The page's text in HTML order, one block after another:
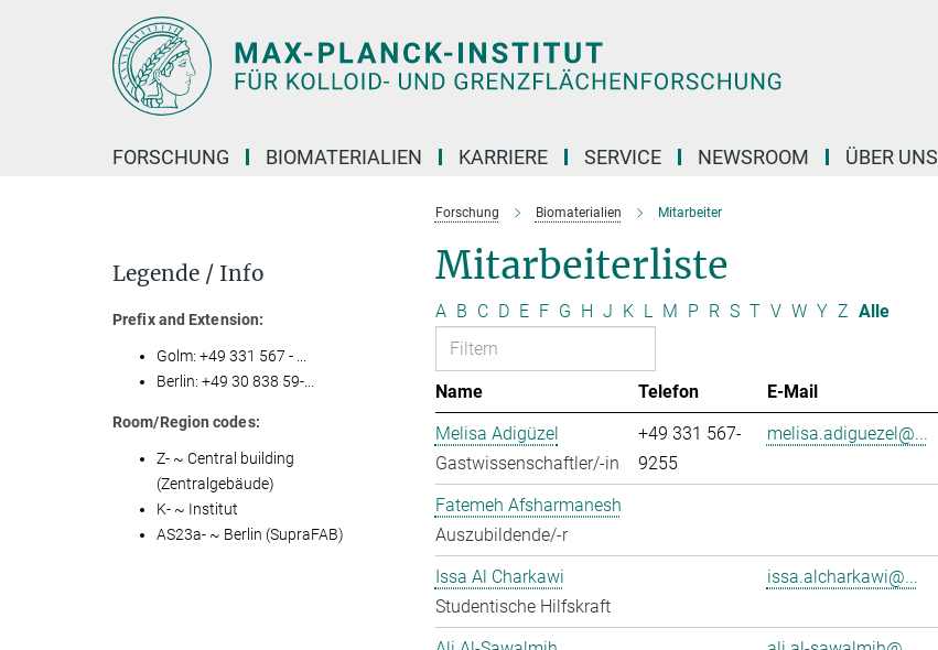
FORSCHUNG BIOMATERIALIEN KARRIERE SERVICE NEWSROOM ÜBER UNS
Forschung Biomaterialien Mitarbeiter
Mitarbeiterliste
A B C D E F G H J K L M P R S T V W Y Z Alle
Name Telefon E-Mail
Melisa Adigüzel
Gastwissenschaftler/-in
+49 331 567-
9255
melisa.adiguezel@...
Fatemeh Afsharmanesh
Auszubildende/-r
Issa Al Charkawi
Studentische Hilfskraft
issa.alcharkawi@...
Legende / Info
Prefix and Extension:
Golm: +49 331 567 - ...
Berlin: +49 30 838 59-...
Room/Region codes:
Z- ~ Central building
(Zentralgebäude)
K- ~ Institut
AS23a- ~ Berlin (SupraFAB)